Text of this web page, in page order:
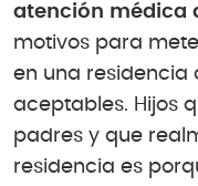
atención médica
motivos para
en una residencia
aceptables. Hijos
padres y que
residencia es